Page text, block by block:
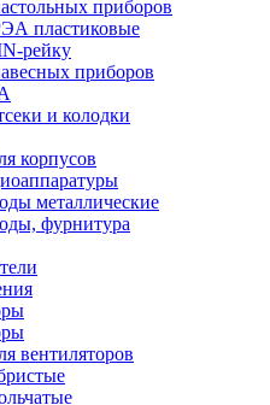
приборов
пластиковые
рейку
приборов
и колодки
корпусов
металлические
фурнитура
вентиляторов